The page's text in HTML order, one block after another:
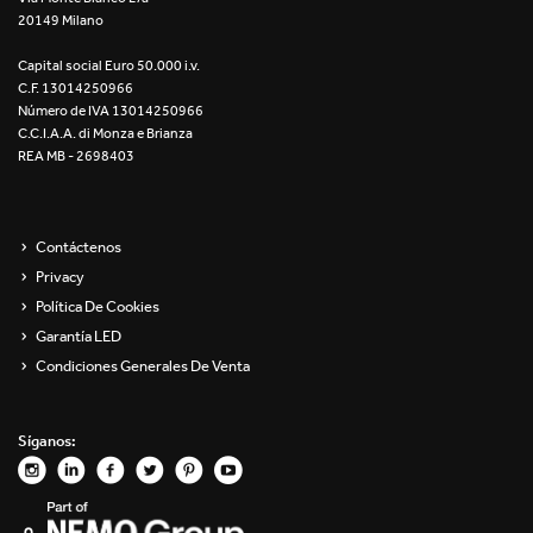
Re Low LED
Roll IOS
Unit 1X
Unit Channel
Unit Round
Yori Evo 48V
Yori Evo Box
20149 Milano
Capital social Euro 50.000 i.v.
C.F. 13014250966
Número de IVA 13014250966
C.C.I.A.A. di Monza e Brianza
REA MB - 2698403
Contáctenos
Privacy
Política De Cookies
Garantía LED
Condiciones Generales De Venta
Síganos: